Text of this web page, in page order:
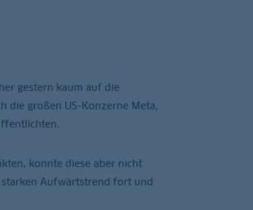
gestern kaum auf die
die großen US-Konzerne Meta,
konnte diese aber nicht
Aufwärtstrend fort und